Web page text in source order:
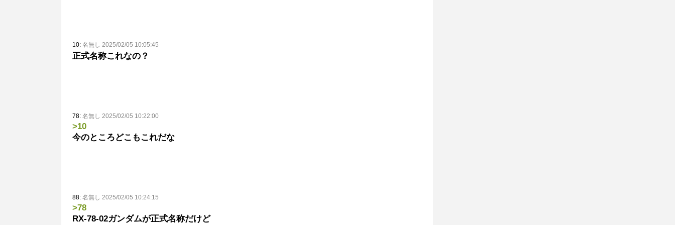
10: 名無し 2025/02/05 10:05:45
正式名称これなの？
78: 名無し 2025/02/05 10:22:00
>10
今のところどこもこれだな
88: 名無し 2025/02/05 10:24:15
>78
RX-78-02ガンダムが正式名称だけど